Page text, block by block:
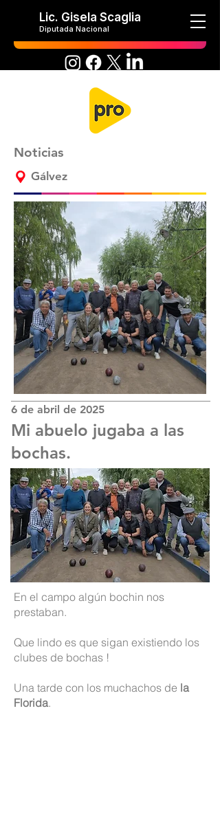
Lic. Gisela Scaglia
Diputada Nacional
Noticias
Gálvez
6 de abril de 2025
Mi abuelo jugaba a las
bochas.
En el campo algún bochin nos
prestaban.
Que lindo es que sigan existiendo los
clubes de bochas !
Una tarde con los muchachos de la
Florida.